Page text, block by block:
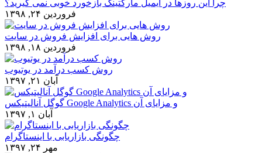
چرا این روزها در ایمیل مارکتینگ بازخورد خوبی نمی گیرید؟
فروردین ۲۴, ۱۳۹۸
روش هایی برای افزایش فروش در سایت
فروردین ۱۸, ۱۳۹۸
روش کسب درآمد در یوتیوب
آبان ۲۱, ۱۳۹۷
گوگل آنالیتیکس Google Analytics و مزایای آن
آبان ۱, ۱۳۹۷
چگونگی بازاریابی با اینستاگرام
مهر ۲۴, ۱۳۹۷